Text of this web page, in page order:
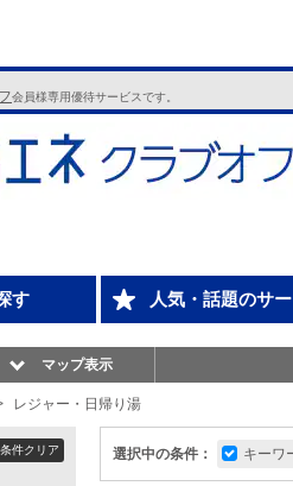
会員様専用優待サービスです。
す 人気・話題のサ
マップ表示
レジャー・日帰り湯
選択中の条件： キーワ
条件クリア